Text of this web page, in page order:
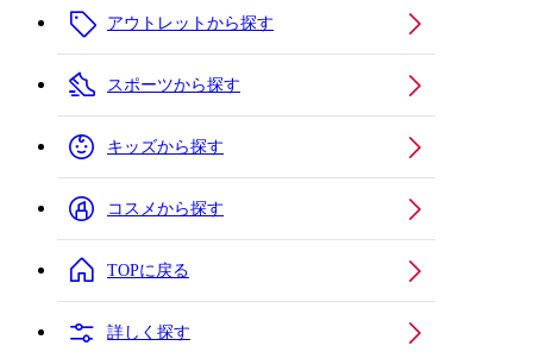
アウトレットから探す
スポーツから探す
キッズから探す
コスメから探す
TOPに戻る
詳しく探す